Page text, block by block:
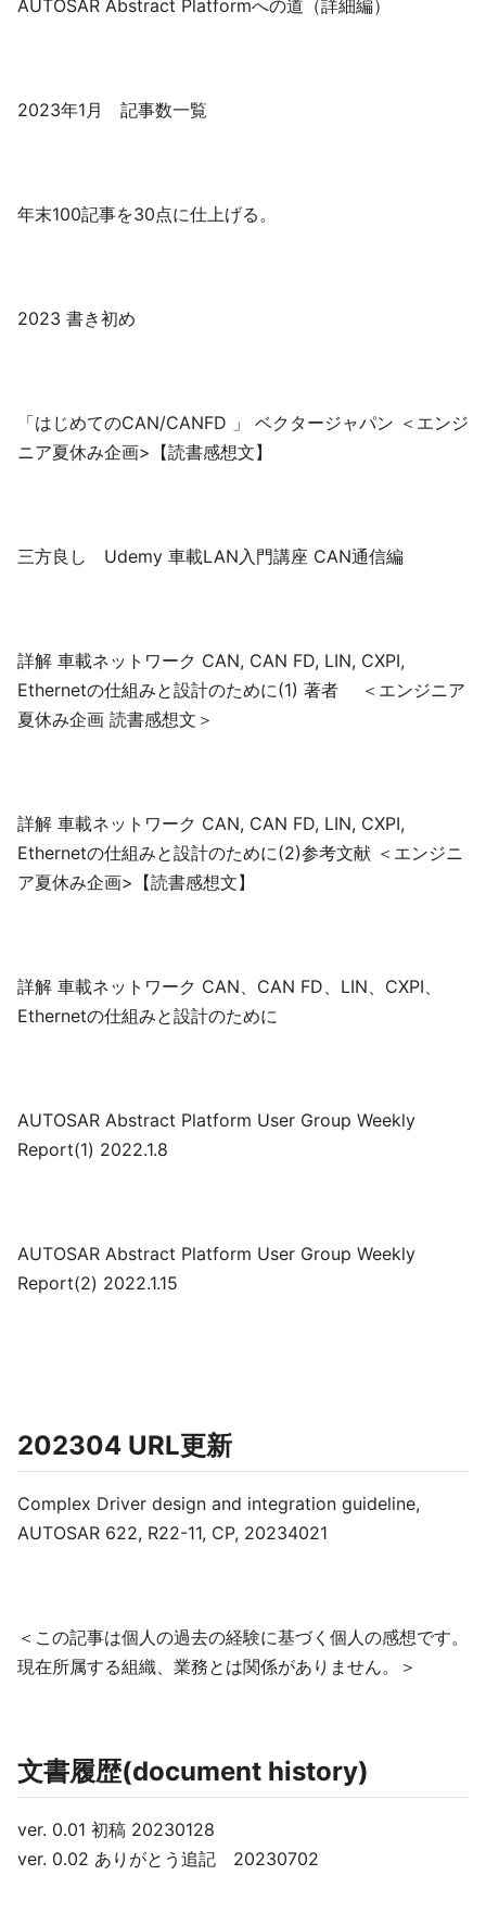
AUTOSAR Abstract Platformへの道（詳細編）
2023年1月 記事数一覧
年末100記事を30点に仕上げる。
2023 書き初め
「はじめてのCAN/CANFD 」 ベクタージャパン ＜エンジ
ニア夏休み企画>【読書感想文】
三方良し Udemy 車載LAN入門講座 CAN通信編
詳解 車載ネットワーク CAN, CAN FD, LIN, CXPI,
Ethernetの仕組みと設計のために(1) 著者 ＜エンジニア
夏休み企画 読書感想文＞
詳解 車載ネットワーク CAN, CAN FD, LIN, CXPI,
Ethernetの仕組みと設計のために(2)参考文献 ＜エンジニ
ア夏休み企画>【読書感想文】
詳解 車載ネットワーク CAN、CAN FD、LIN、CXPI、
Ethernetの仕組みと設計のために
AUTOSAR Abstract Platform User Group Weekly
Report(1) 2022.1.8
AUTOSAR Abstract Platform User Group Weekly
Report(2) 2022.1.15
202304 URL更新
Complex Driver design and integration guideline,
AUTOSAR 622, R22-11, CP, 20234021
＜この記事は個人の過去の経験に基づく個人の感想です。
現在所属する組織、業務とは関係がありません。＞
文書履歴(document history)
ver. 0.01 初稿 20230128
ver. 0.02 ありがとう追記 20230702